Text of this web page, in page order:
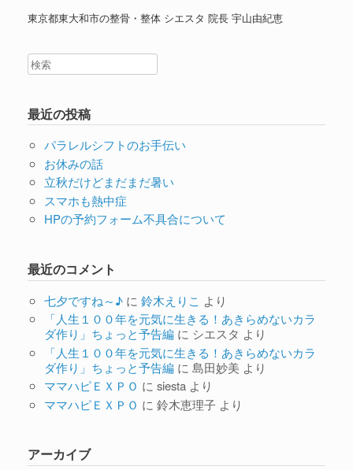
東京都東大和市の整骨・整体 シエスタ 院長 宇山由紀恵
最近の投稿
パラレルシフトのお手伝い
お休みの話
立秋だけどまだまだ暑い
スマホも熱中症
HPの予約フォーム不具合について
最近のコメント
七夕ですね～♪に 鈴木えりこ より
「人生１００年を元気に生きる！あきらめないカラ
ダ作り」ちょっと予告編に シエスタ より
「人生１００年を元気に生きる！あきらめないカラ
ダ作り」ちょっと予告編に 島田妙美 より
ママハピＥＸＰＯ に siestaより
ママハピＥＸＰＯ に 鈴木恵理子より
アーカイブ